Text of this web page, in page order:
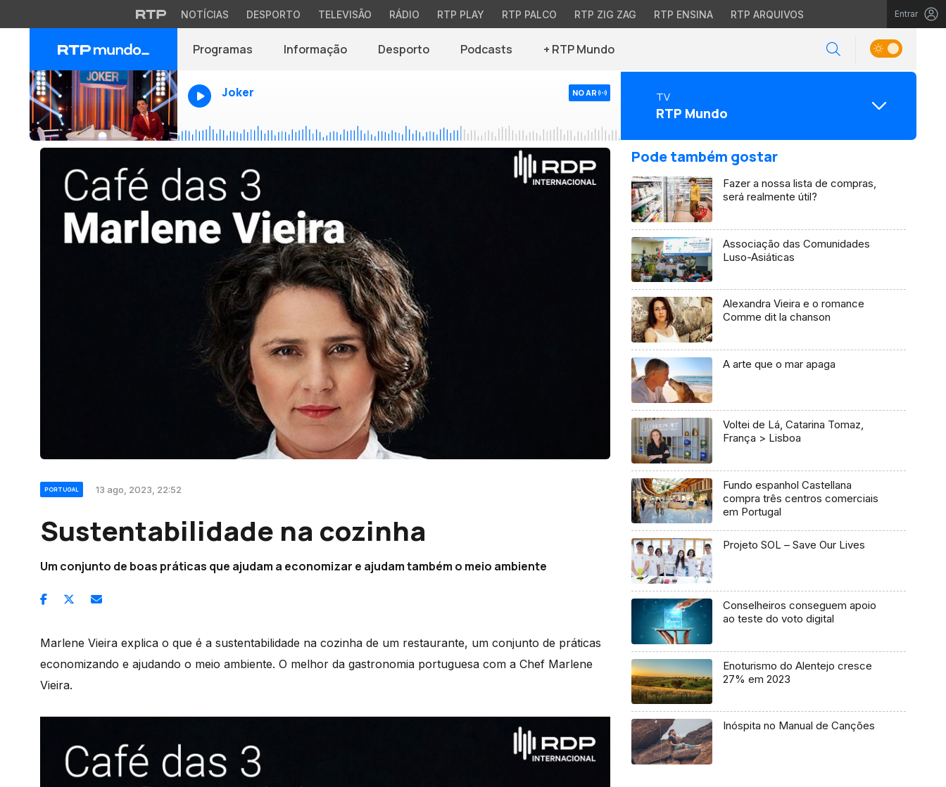
NOTÍCIAS DESPORTO TELEVISÃO RÁDIO RTP PLAY RTP PALCO RTP ZIG ZAG RTP ENSINA RTP ARQUIVOS Entrar
Programas Informação Desporto Podcasts + RTP Mundo
Joker NO AR TV
RTP Mundo
PORTUGAL 13 ago, 2023, 22:52
Sustentabilidade na cozinha
Um conjunto de boas práticas que ajudam a economizar e ajudam também o meio ambiente
Marlene Vieira explica o que é a sustentabilidade na cozinha de um restaurante, um conjunto de práticas
economizando e ajudando o meio ambiente. O melhor da gastronomia portuguesa com a Chef Marlene
Vieira.
Pode também gostar
Fazer a nossa lista de compras,
será realmente útil?
Associação das Comunidades
Luso-Asiáticas
Alexandra Vieira e o romance
Comme dit la chanson
A arte que o mar apaga
Voltei de Lá, Catarina Tomaz,
França > Lisboa
Fundo espanhol Castellana
compra três centros comerciais
em Portugal
Projeto SOL – Save Our Lives
Conselheiros conseguem apoio
ao teste do voto digital
Enoturismo do Alentejo cresce
27% em 2023
Inóspita no Manual de Canções